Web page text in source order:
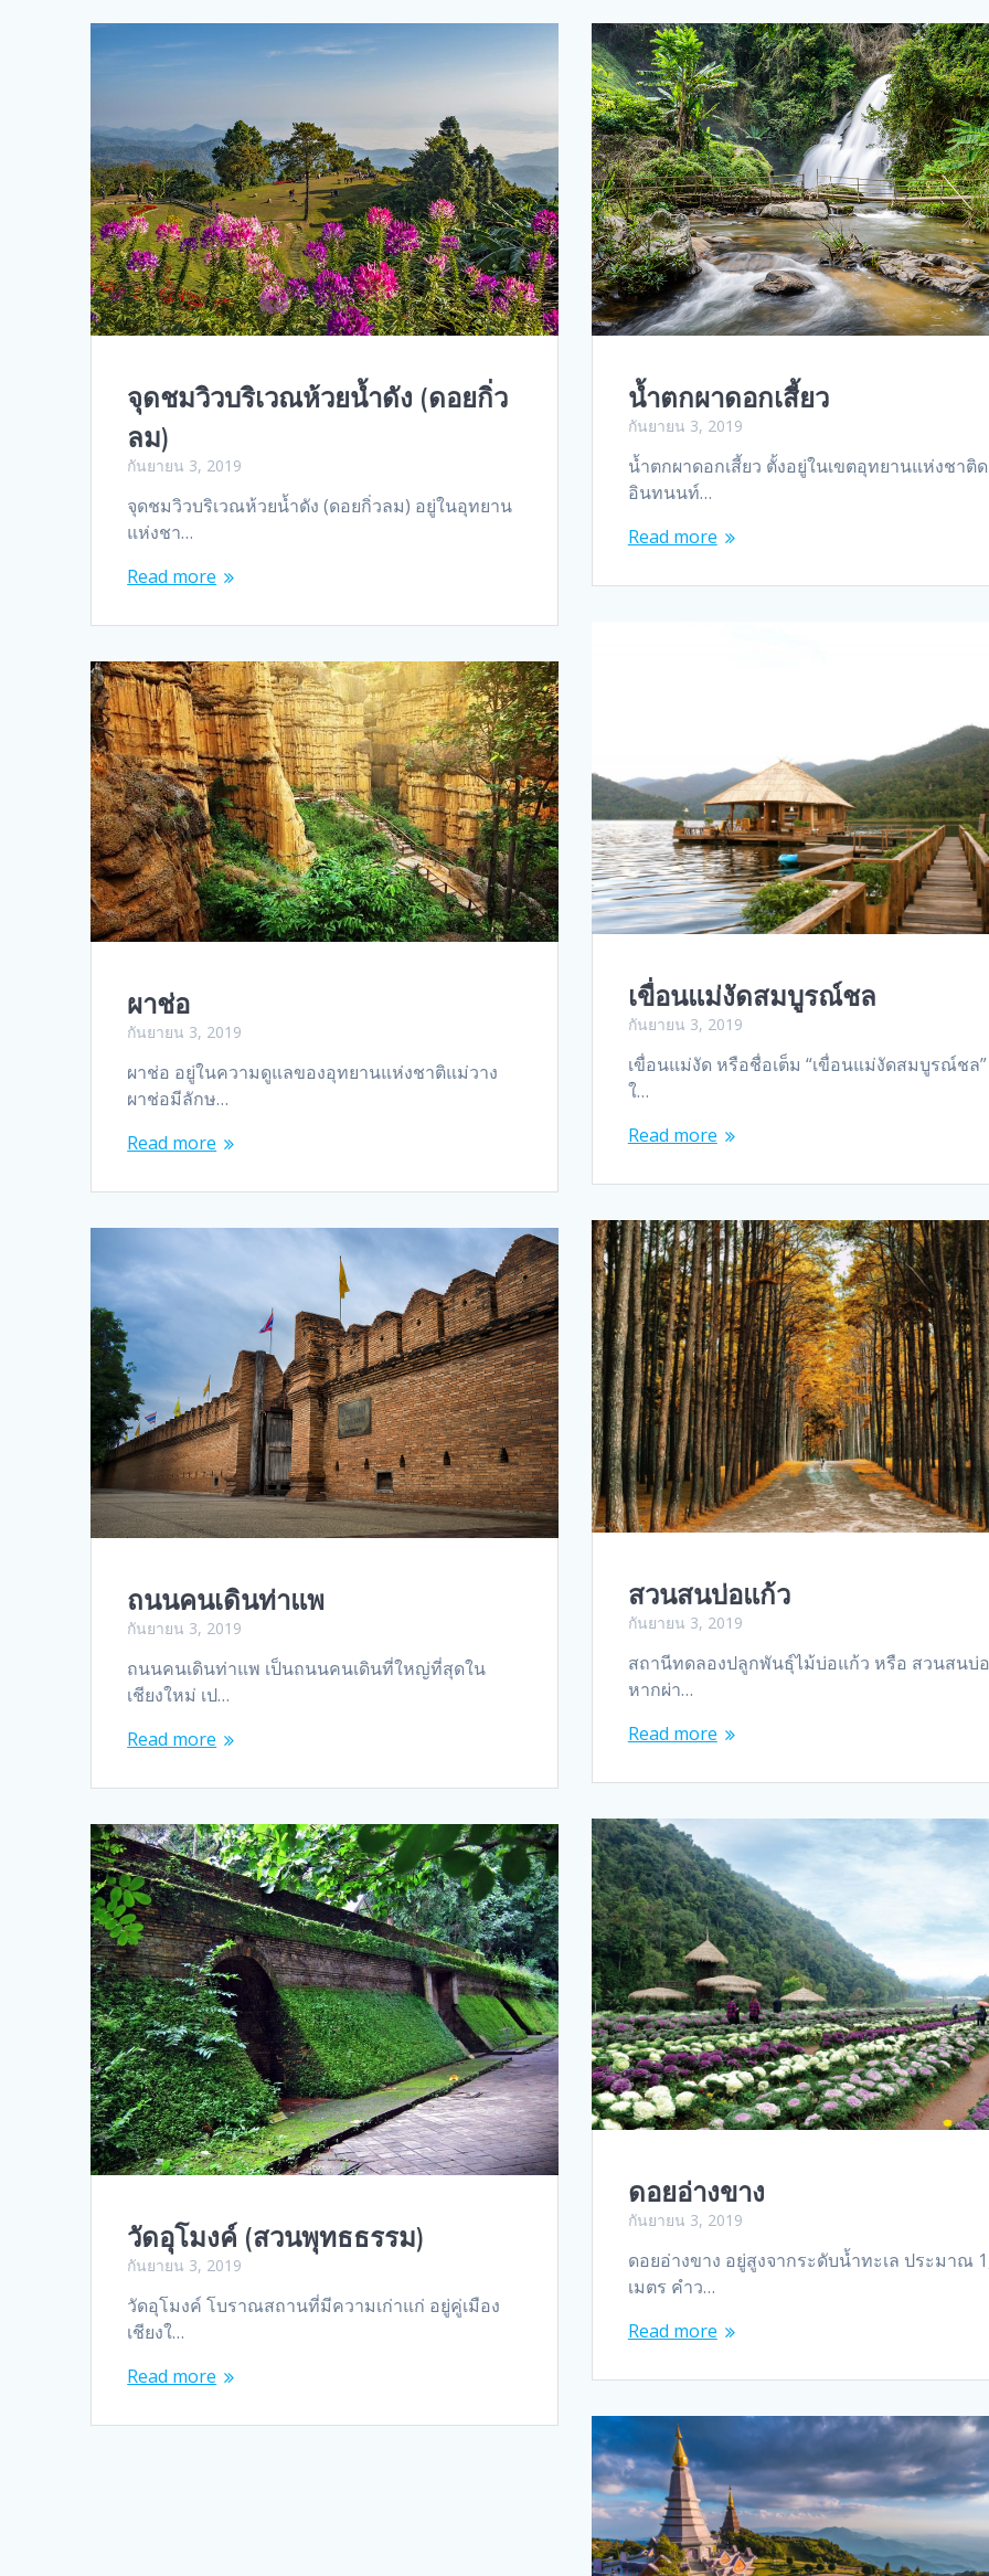
จุดชมวิวบริเวณห้วยน้ำดัง (ดอยกิ่ว
ลม)
กันยายน 3, 2019
จุดชมวิวบริเวณห้วยน้ำดัง (ดอยกิ่วลม) อยู่ในอุทยาน
แห่งชา…
Read more
น้ำตกผาดอกเสี้ยว
กันยายน 3, 2019
น้ำตกผาดอกเสี้ยว ตั้งอยู่ในเขตอุทยานแห่งชาติ
อินทนนท์…
Read more
เขื่อนแม่งัดสมบูรณ์ชล
กันยายน 3, 2019
เขื่อนแม่งัด หรือชื่อเต็ม “เขื่อนแม่งัดสมบูรณ์ชล
ใ…
Read more
ผาช่อ
กันยายน 3, 2019
ผาช่อ อยู่ในความดูแลของอุทยานแห่งชาติแม่วาง
ผาช่อมีลักษ…
Read more
สวนสนบ่อแก้ว
กันยายน 3, 2019
สถานีทดลองปลูกพันธุ์ไม้บ่อแก้ว หรือ สวนสนบ่
หากผ่า…
Read more
ถนนคนเดินท่าแพ
กันยายน 3, 2019
ถนนคนเดินท่าแพ เป็นถนนคนเดินที่ใหญ่ที่สุดใน
เชียงใหม่ เป…
Read more
ดอยอ่างขาง
กันยายน 3, 2019
ดอยอ่างขาง อยู่สูงจากระดับน้ำทะเล ประมาณ
เมตร คำว…
Read more
วัดอุโมงค์ (สวนพุทธธรรม)
กันยายน 3, 2019
วัดอุโมงค์ โบราณสถานที่มีความเก่าแก่ อยู่คู่เมือง
เชียงใ…
Read more